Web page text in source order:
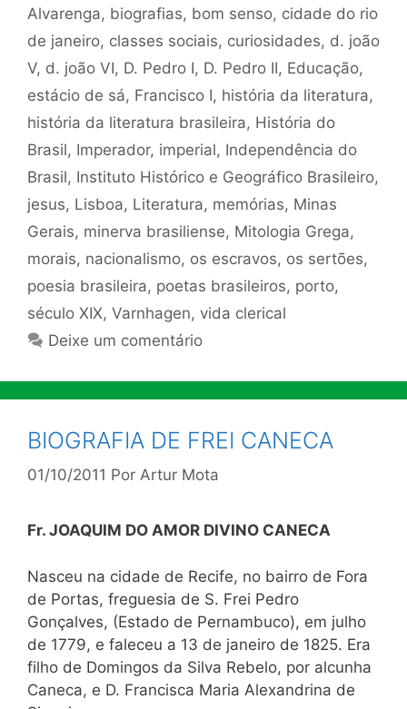
Alvarenga, biografias, bom senso, cidade do rio
de janeiro, classes sociais, curiosidades, d. joão
V, d. joão VI, D. Pedro I, D. Pedro II, Educação,
estácio de sá, Francisco I, história da literatura,
história da literatura brasileira, História do
Brasil, Imperador, imperial, Independência do
Brasil, Instituto Histórico e Geográfico Brasileiro,
jesus, Lisboa, Literatura, memórias, Minas
Gerais, minerva brasiliense, Mitologia Grega,
morais, nacionalismo, os escravos, os sertões,
poesia brasileira, poetas brasileiros, porto,
século XIX, Varnhagen, vida clerical
Deixe um comentário
BIOGRAFIA DE FREI CANECA
01/10/2011 Por Artur Mota
Fr. JOAQUIM DO AMOR DIVINO CANECA
Nasceu na cidade de Recife, no bairro de Fora
de Portas, freguesia de S. Frei Pedro
Gonçalves, (Estado de Pernambuco), em julho
de 1779, e faleceu a 13 de janeiro de 1825. Era
filho de Domingos da Silva Rebelo, por alcunha
Caneca, e D. Francisca Maria Alexandrina de